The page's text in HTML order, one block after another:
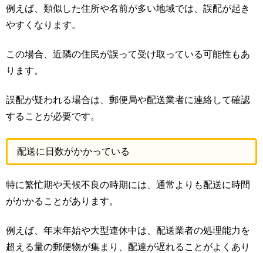
例えば、類似した住所や名前が多い地域では、誤配が起き
やすくなります。
この場合、近隣の住民が誤って受け取っている可能性もあ
ります。
誤配が疑われる場合は、郵便局や配送業者に連絡して確認
することが必要です。
配送に日数がかかっている
特に繁忙期や天候不良の時期には、通常よりも配送に時間
がかかることがあります。
例えば、年末年始や大型連休中は、配送業者の処理能力を
超える量の郵便物が集まり、配達が遅れることがよくあり